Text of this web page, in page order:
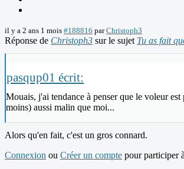
il y a 2 ans 1 mois #188816 parChristoph3
Réponse de Christoph3 sur le sujet Tu as fait
pasqup01 écrit:
Mouais, j'ai tendance à penser que le voleur est
moins) aussi malin que moi...
Alors qu'en fait, c'est un gros connard.
Connexion ou Créer un compte pour participer